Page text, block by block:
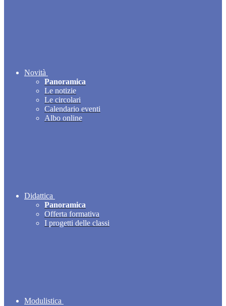
Novità
Panoramica
Le notizie
Le circolari
Calendario eventi
Albo online
Didattica
Panoramica
Offerta formativa
I progetti delle classi
Modulistica